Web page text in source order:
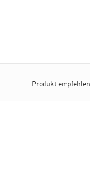
Produkt empfehlen